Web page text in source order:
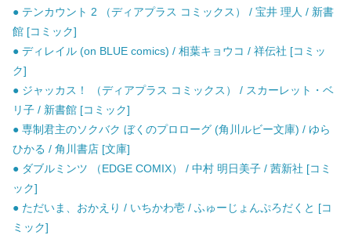
● テンカウント 2 （ディアプラス コミックス） / 宝井 理人 / 新書
館 [コミック]
● ディレイル (on BLUE comics) / 相葉キョウコ / 祥伝社 [コミッ
ク]
● ジャッカス！ （ディアプラス コミックス） / スカーレット・ベ
リ子 / 新書館 [コミック]
● 専制君主のソクバク ぼくのプロローグ (角川ルビー文庫) / ゆら
ひかる / 角川書店 [文庫]
● ダブルミンツ （EDGE COMIX） / 中村 明日美子 / 茜新社 [コミ
ック]
● ただいま、おかえり / いちかわ壱 / ふゅーじょんぷろだくと [コ
ミック]